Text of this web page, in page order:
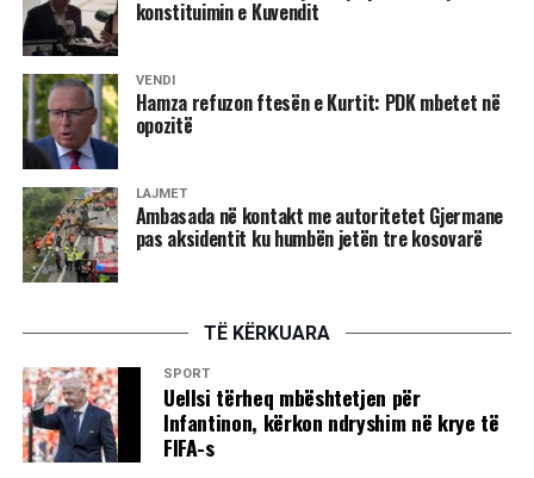
konstituimin e Kuvendit
VENDI
Hamza refuzon ftesën e Kurtit: PDK mbetet në
opozitë
LAJMET
Ambasada në kontakt me autoritetet Gjermane
pas aksidentit ku humbën jetën tre kosovarë
TË KËRKUARA
SPORT
Uellsi tërheq mbështetjen për
Infantinon, kërkon ndryshim në krye të
FIFA-s